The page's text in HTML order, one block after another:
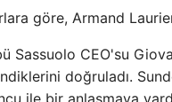
göre, Armand
Sassuolo CEO'su
doğruladı.
ile bir anlaşmaya